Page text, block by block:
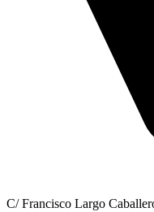
C/ Francisco Largo